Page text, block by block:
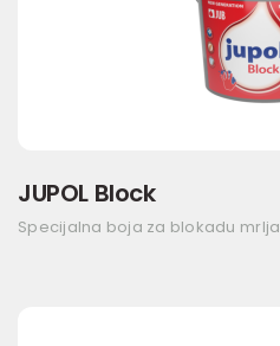
JUPOL Block
Specijalna boja za blokadu mrlja